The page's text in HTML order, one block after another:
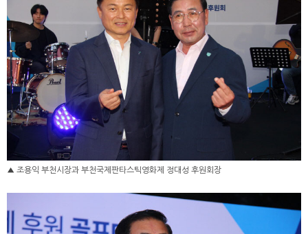
▲ 조용익 부천시장과 부천국제판타스틱영화제 정대성 후원회장